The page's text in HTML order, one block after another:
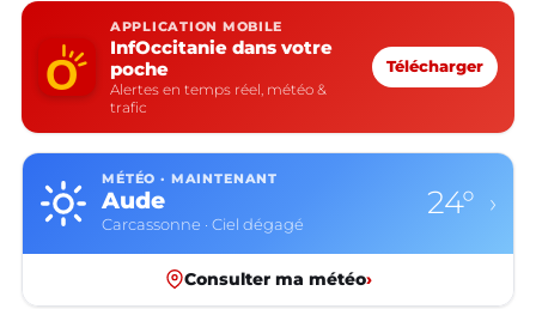
APPLICATION MOBILE
InfOccitanie dans votre
poche
Alertes en temps réel, météo &
trafic
Télécharger
MÉTÉO · MAINTENANT
Aude
Carcassonne · Ciel dégagé
24° ›
Consulter ma météo›